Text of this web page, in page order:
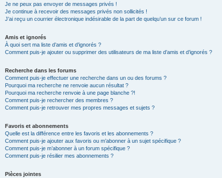
Je ne peux pas envoyer de messages privés !
Je continue à recevoir des messages privés non sollicités !
J’ai reçu un courrier électronique indésirable de la part de quelqu’un sur ce forum !
Amis et ignorés
À quoi sert ma liste d’amis et d’ignorés ?
Comment puis-je ajouter ou supprimer des utilisateurs de ma liste d’amis et d’ignorés ?
Recherche dans les forums
Comment puis-je effectuer une recherche dans un ou des forums ?
Pourquoi ma recherche ne renvoie aucun résultat ?
Pourquoi ma recherche renvoie à une page blanche ?!
Comment puis-je rechercher des membres ?
Comment puis-je retrouver mes propres messages et sujets ?
Favoris et abonnements
Quelle est la différence entre les favoris et les abonnements ?
Comment puis-je ajouter aux favoris ou m’abonner à un sujet spécifique ?
Comment puis-je m’abonner à un forum spécifique ?
Comment puis-je résilier mes abonnements ?
Pièces jointes